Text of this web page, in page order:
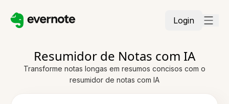
Login
Resumidor de Notas com IA
Transforme notas longas em resumos concisos com o
resumidor de notas com IA